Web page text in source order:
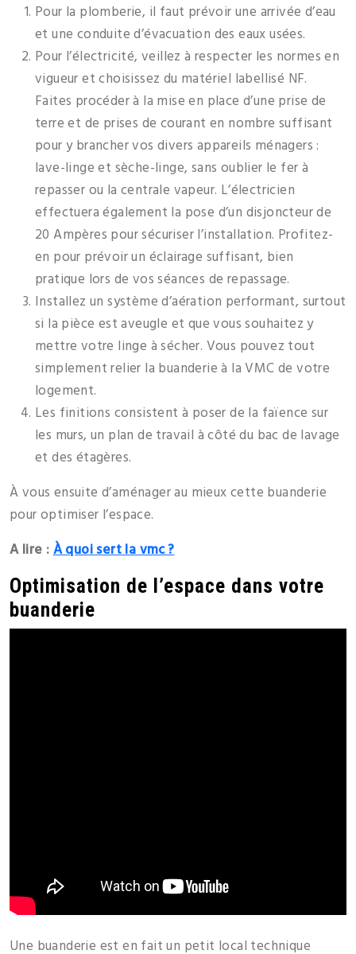
Pour la plomberie, il faut prévoir une arrivée d’eau
et une conduite d’évacuation des eaux usées.
Pour l’électricité, veillez à respecter les normes en
vigueur et choisissez du matériel labellisé NF.
Faites procéder à la mise en place d’une prise de
terre et de prises de courant en nombre suffisant
pour y brancher vos divers appareils ménagers :
lave-linge et sèche-linge, sans oublier le fer à
repasser ou la centrale vapeur. L’électricien
effectuera également la pose d’un disjoncteur de
20 Ampères pour sécuriser l’installation. Profitez-
en pour prévoir un éclairage suffisant, bien
pratique lors de vos séances de repassage.
Installez un système d’aération performant, surtout
si la pièce est aveugle et que vous souhaitez y
mettre votre linge à sécher. Vous pouvez tout
simplement relier la buanderie à la VMC de votre
logement.
Les finitions consistent à poser de la faïence sur
les murs, un plan de travail à côté du bac de lavage
et des étagères.
À vous ensuite d’aménager au mieux cette buanderie
pour optimiser l’espace.
A lire :À quoi sert la vmc ?
Optimisation de l’espace dans votre
buanderie
Une buanderie est en fait un petit local technique